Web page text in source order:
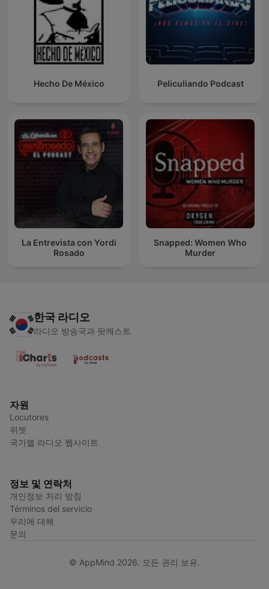
Hecho De México Peliculiando Podcast
La Entrevista con Yordi
Rosado
Snapped: Women Who
Murder
한국 라디오
라디오 방송국과 팟캐스트
자원
Locutores
위젯
국가별 라디오 웹사이트
정보 및 연락처
개인정보 처리 방침
Términos del servicio
우리에 대해
문의
© AppMind 2026. 모든 권리 보유.